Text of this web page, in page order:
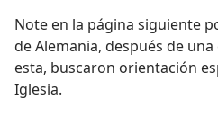
Note en la página siguiente
de Alemania, después de
esta, buscaron orientación
Iglesia.